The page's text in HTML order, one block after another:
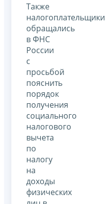
Также
налогоплательщики
обращались
в ФНС
России
с
просьбой
пояснить
порядок
получения
социального
налогового
вычета
по
налогу
на
доходы
физических